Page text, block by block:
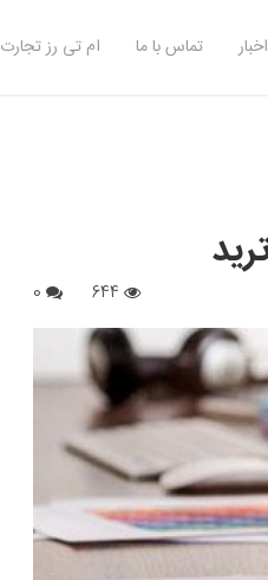
اخبار تماس با ما ام تی رز تجارت